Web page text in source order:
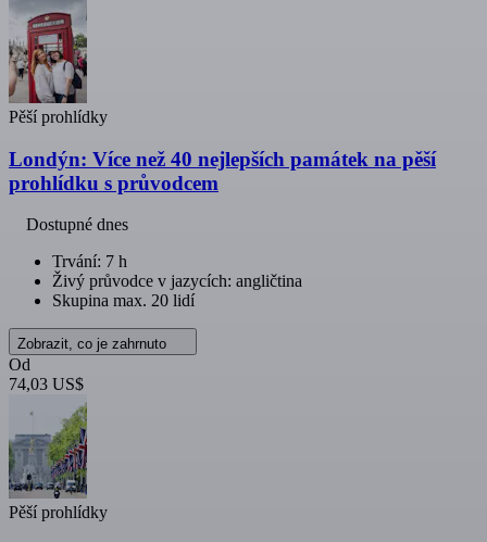
Pěší prohlídky
Londýn: Více než 40 nejlepších památek na pěší
prohlídku s průvodcem
Dostupné dnes
Trvání: 7 h
Živý průvodce v jazycích: angličtina
Skupina max. 20 lidí
Zobrazit, co je zahrnuto
Od
74,03 US$
Pěší prohlídky